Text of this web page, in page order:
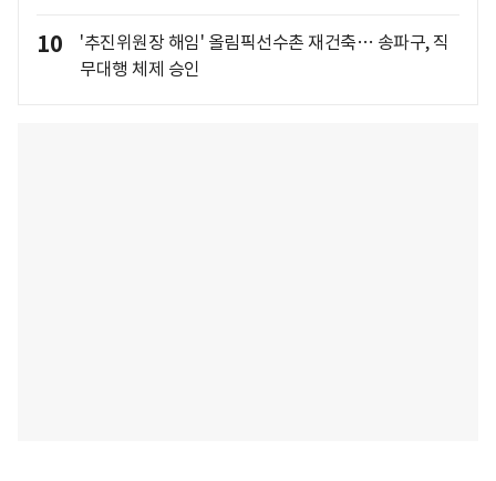
10
'추진위원장 해임' 올림픽선수촌 재건축… 송파구, 직
무대행 체제 승인